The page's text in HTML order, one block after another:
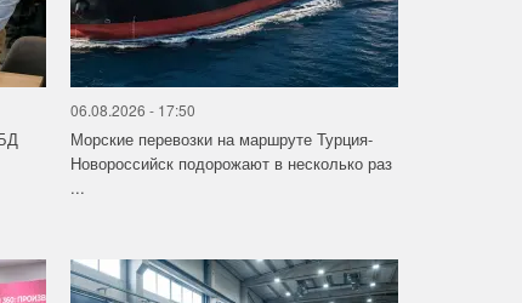
06.08.2026 - 17:50
Морские перевозки на маршруте Турция-
Новороссийск подорожают в несколько раз
...